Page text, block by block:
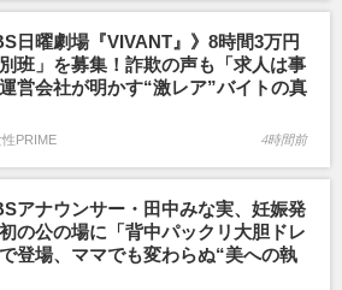
日曜劇場『VIVANT』》8時間3万円
班」を募集！詐欺の声も「求人は事
営会社が明かす“激レア”バイトの真
PRIME 4時間前
アナウンサー・田中みな実、妊娠発
の公の場に「背中パックリ大胆ドレ
登場、ママでも変わらぬ“美への執